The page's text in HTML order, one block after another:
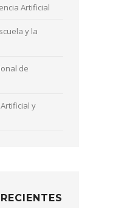
Artificial
y la
de
y